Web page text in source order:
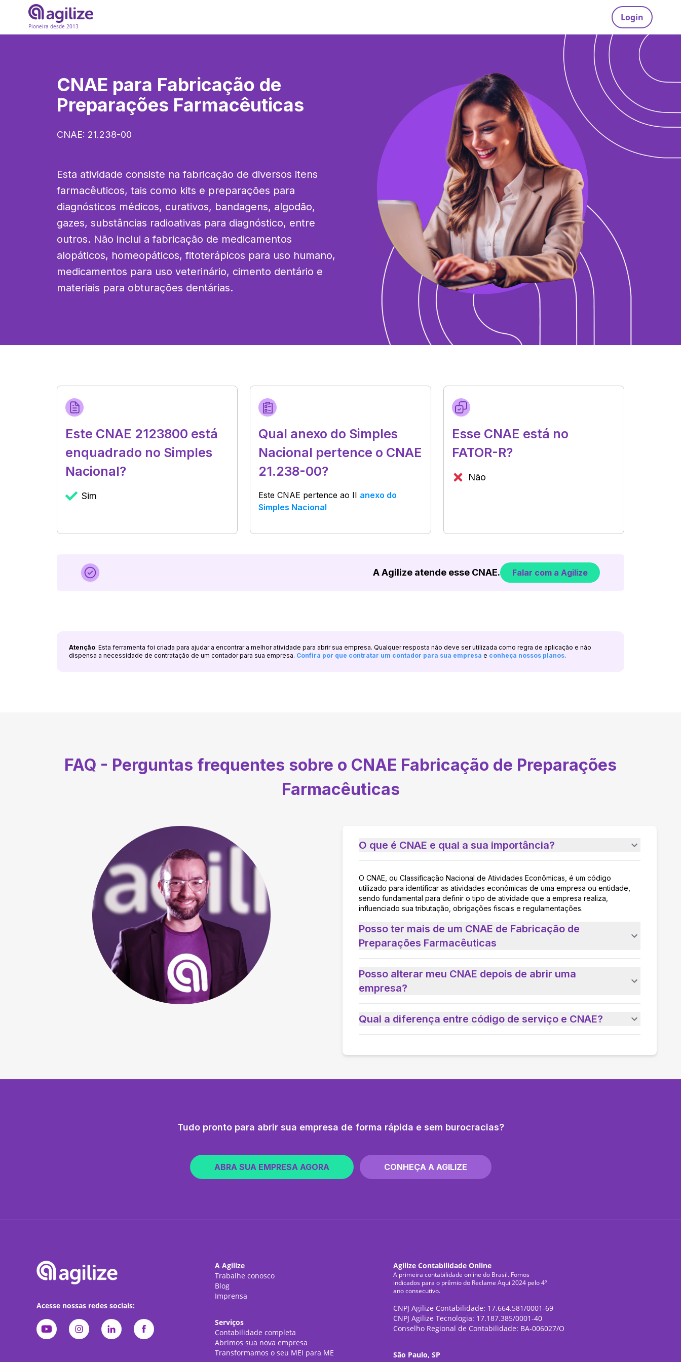
Pioneira desde 2013
Login
CNAE para Fabricação de
Preparações Farmacêuticas
CNAE: 21.238-00
Esta atividade consiste na fabricação de diversos itens
farmacêuticos, tais como kits e preparações para
diagnósticos médicos, curativos, bandagens, algodão,
gazes, substâncias radioativas para diagnóstico, entre
outros. Não inclui a fabricação de medicamentos
alopáticos, homeopáticos, fitoterápicos para uso humano,
medicamentos para uso veterinário, cimento dentário e
materiais para obturações dentárias.
Este CNAE 2123800 está
enquadrado no Simples
Nacional?
Sim
Qual anexo do Simples
Nacional pertence o CNAE
21.238-00?
Este CNAE pertence ao II anexo do
Simples Nacional
Esse CNAE está no
FATOR-R?
Não
A Agilize atende esse CNAE. Falar com a Agilize
Atenção: Esta ferramenta foi criada para ajudar a encontrar a melhor atividade para abrir sua empresa. Qualquer resposta não deve ser utilizada como regra de aplicação e não
dispensa a necessidade de contratação de um contador para sua empresa. Confira por que contratar um contador para sua empresa e conheça nossos planos.
FAQ - Perguntas frequentes sobre o CNAE Fabricação de Preparações
Farmacêuticas
O que é CNAE e qual a sua importância?
O CNAE, ou Classificação Nacional de Atividades Econômicas, é um código
utilizado para identificar as atividades econômicas de uma empresa ou entidade,
sendo fundamental para definir o tipo de atividade que a empresa realiza,
influenciado sua tributação, obrigações fiscais e regulamentações.
Posso ter mais de um CNAE de Fabricação de
Preparações Farmacêuticas
Posso alterar meu CNAE depois de abrir uma
empresa?
Qual a diferença entre código de serviço e CNAE?
Tudo pronto para abrir sua empresa de forma rápida e sem burocracias?
ABRA SUA EMPRESA AGORA CONHEÇA A AGILIZE
Acesse nossas redes sociais:
A Agilize
Trabalhe conosco
Blog
Imprensa
Serviços
Contabilidade completa
Abrimos sua nova empresa
Transformamos o seu MEI para ME
Agilize Contabilidade Online
A primeira contabilidade online do Brasil. Fomos
indicados para o prêmio do Reclame Aqui 2024 pelo 4º
ano consecutivo.
CNPJ Agilize Contabilidade: 17.664.581/0001-69
CNPJ Agilize Tecnologia: 17.187.385/0001-40
Conselho Regional de Contabilidade: BA-006027/O
São Paulo, SP